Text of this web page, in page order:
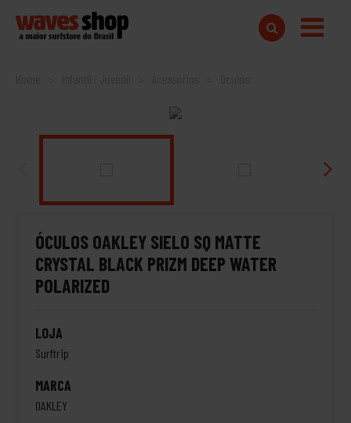
Home
ÓCULOS OAKLEY SIELO SQ MATTE
CRYSTAL BLACK PRIZM DEEP WATER
POLARIZED
LOJA
Surftrip
MARCA
OAKLEY